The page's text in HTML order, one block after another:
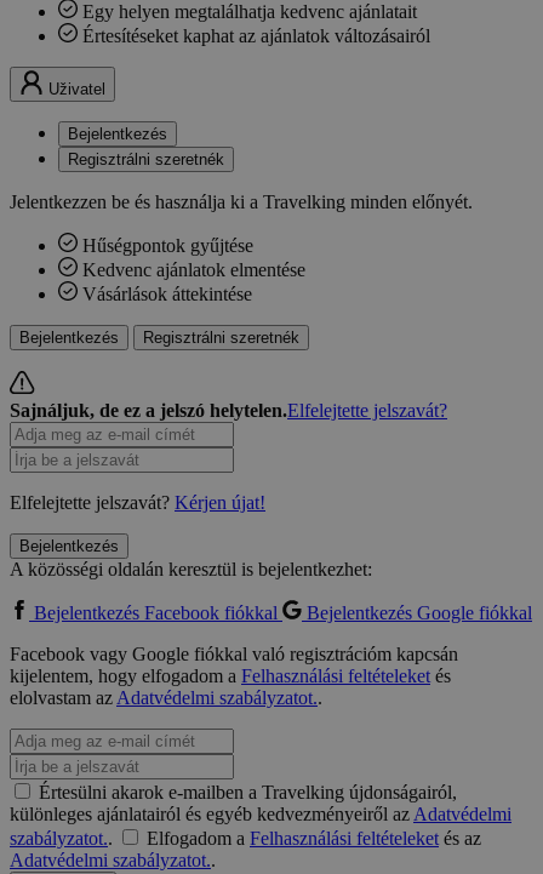
Egy helyen megtalálhatja kedvenc ajánlatait
Értesítéseket kaphat az ajánlatok változásairól
Uživatel
Bejelentkezés
Regisztrálni szeretnék
Jelentkezzen be és használja ki a Travelking minden előnyét.
Hűségpontok gyűjtése
Kedvenc ajánlatok elmentése
Vásárlások áttekintése
Bejelentkezés Regisztrálni szeretnék
Sajnáljuk, de ez a jelszó helytelen.Elfelejtette jelszavát?
Elfelejtette jelszavát? Kérjen újat!
Bejelentkezés
A közösségi oldalán keresztül is bejelentkezhet:
Bejelentkezés Facebook fiókkal
Bejelentkezés Google fiókkal
Facebook vagy Google fiókkal való regisztrációm kapcsán
kijelentem, hogy elfogadom a Felhasználási feltételeketés
elolvastam azAdatvédelmi szabályzatot..
Értesülni akarok e-mailben a Travelking újdonságairól,
különleges ajánlatairól és egyéb kedvezményeiről azAdatvédelmi
szabályzatot.. Elfogadom a Felhasználási feltételeketés az
Adatvédelmi szabályzatot..